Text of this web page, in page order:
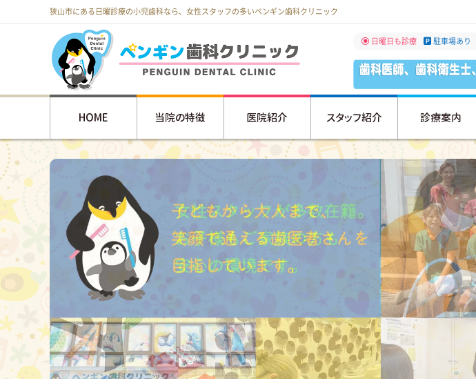
狭山市にある日曜診療の小児歯科なら、女性スタッフの多いペンギン歯科クリニック
日曜日も診療 駐車場あり
HOME 当院の特徴 医院紹介 スタッフ紹介 診療案内